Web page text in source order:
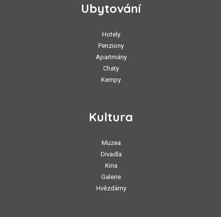
Ubytování
Hotely
Penziony
Apartmány
Chaty
Kempy
Kultura
Muzea
Divadla
Kina
Galerie
Hvězdárny